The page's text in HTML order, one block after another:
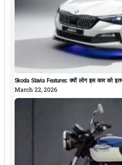
Skoda Slavia Features: क्यों लोग इस कार को
March 22, 2026